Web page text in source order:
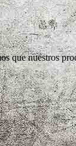
que nuestros